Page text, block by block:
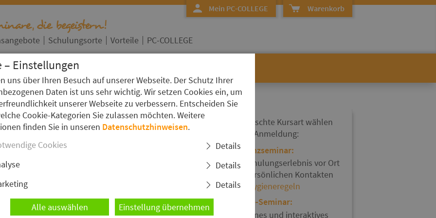
Warenkorb
Mein PC-COLLEGE
Schulungsorte Vorteile PC-COLLEGE
Architecture
anhand
mit Autodesk
generieren Grundrisse
durchgängige
Ihre gewünschte Kursart wählen
Sie bei der Anmeldung:
Präsenzseminar:
Ein Schulungserlebnis vor Ort
mit persönlichen Kontakten
und
Hygieneregeln
Online-Seminar:
Modernes und interaktives
– Einstellungen
uns über Ihren Besuch auf unserer Webseite. Der Schutz Ihrer
Daten ist uns sehr wichtig. Wir setzen Cookies ein, um
unserer Webseite zu verbessern. Entscheiden Sie
Cookie-Kategorien Sie zulassen möchten. Weitere
finden Sie in unseren Datenschutzhinweisen.
Cookies
Details
Details
Details
Alle auswählen
Einstellung übernehmen